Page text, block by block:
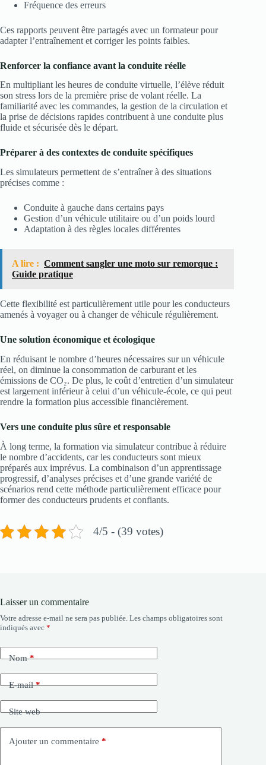
Fréquence des erreurs
Ces rapports peuvent être partagés avec un formateur pour
adapter l’entraînement et corriger les points faibles.
Renforcer la confiance avant la conduite réelle
En multipliant les heures de conduite virtuelle, l’élève réduit
son stress lors de la première prise de volant réelle. La
familiarité avec les commandes, la gestion de la circulation et
la prise de décisions rapides contribuent à une conduite plus
fluide et sécurisée dès le départ.
Préparer à des contextes de conduite spécifiques
Les simulateurs permettent de s’entraîner à des situations
précises comme :
Conduite à gauche dans certains pays
Gestion d’un véhicule utilitaire ou d’un poids lourd
Adaptation à des règles locales différentes
A lire : Comment sangler une moto sur remorque :
Guide pratique
Cette flexibilité est particulièrement utile pour les conducteurs
amenés à voyager ou à changer de véhicule régulièrement.
Une solution économique et écologique
En réduisant le nombre d’heures nécessaires sur un véhicule
réel, on diminue la consommation de carburant et les
émissions de CO₂. De plus, le coût d’entretien d’un simulateur
est largement inférieur à celui d’un véhicule-école, ce qui peut
rendre la formation plus accessible financièrement.
Vers une conduite plus sûre et responsable
À long terme, la formation via simulateur contribue à réduire
le nombre d’accidents, car les conducteurs sont mieux
préparés aux imprévus. La combinaison d’un apprentissage
progressif, d’analyses précises et d’une grande variété de
scénarios rend cette méthode particulièrement efficace pour
former des conducteurs prudents et confiants.
4/5 - (39 votes)
Laisser un commentaire
Votre adresse e-mail ne sera pas publiée. Les champs obligatoires sont
indiqués avec *
Nom*
E-mail*
Site web
Ajouter un commentaire *